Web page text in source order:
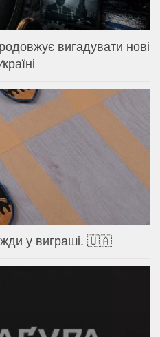
вигадувати нові
у виграші. 🇺🇦